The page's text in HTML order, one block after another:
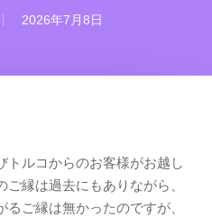
2026年7月8日
ルコからのお客様がお越し
縁は過去にもありながら、
ご縁は無かったのですが、